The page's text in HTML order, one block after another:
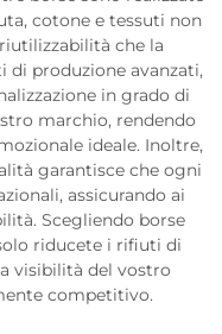
cotone e tessuti non
che la
di produzione avanzati,
in grado di
marchio, rendendo
ideale. Inoltre,
garantisce che ogni
assicurando ai
Scegliendo borse
riducete i rifiuti di
visibilità del vostro
competitivo.